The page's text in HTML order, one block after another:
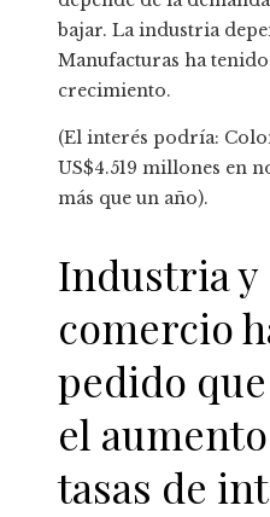
bajar. La industria
Manufacturas ha
crecimiento.
(El interés podría:
US$4.519 millones en
más que un año).
Industria y
comercio
pedido
el
tasas de